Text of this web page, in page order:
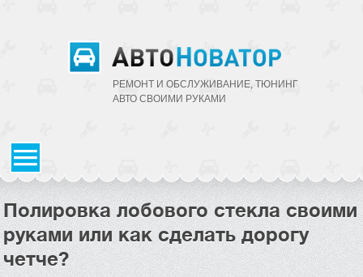
РЕМОНТ И ОБСЛУЖИВАНИЕ, ТЮНИНГ
АВТО CВОИМИ РУКАМИ
Полировка лобового стекла своими
руками или как сделать дорогу
четче?